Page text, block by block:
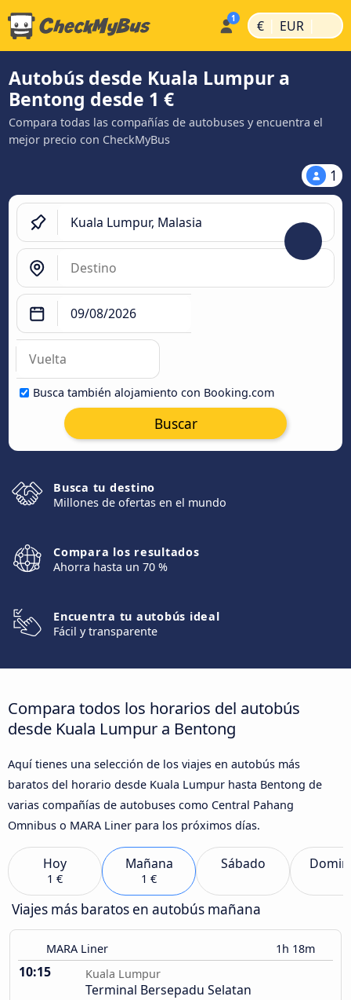
€ | EUR |
Autobús desde Kuala Lumpur a
Bentong desde 1 €
Compara todas las compañías de autobuses y encuentra el
mejor precio con CheckMyBus
1
Busca también alojamiento con Booking.com
Buscar
Busca tu destino
Millones de ofertas en el mundo
Compara los resultados
Ahorra hasta un 70 %
Encuentra tu autobús ideal
Fácil y transparente
Compara todos los horarios del autobús
desde Kuala Lumpur a Bentong
Aquí tienes una selección de los viajes en autobús más
baratos del horario desde Kuala Lumpur hasta Bentong de
varias compañías de autobuses como Central Pahang
Omnibus o MARA Liner para los próximos días.
Hoy
1 €
Mañana
1 €
Sábado
Viajes más baratos en autobús mañana
MARA Liner 1h 18m
10:15 Kuala Lumpur
Terminal Bersepadu Selatan